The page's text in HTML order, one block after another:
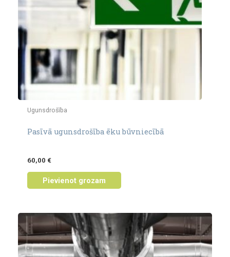
Ugunsdrošība
Pasīvā ugunsdrošība ēku būvniecībā
60,00 €
Pievienot grozam